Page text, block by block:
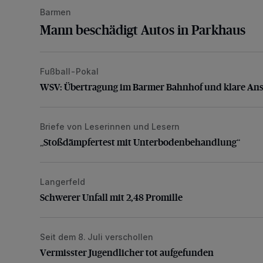
Barmen
Mann beschädigt Autos in Parkhaus
WSV: Übertragung im Barmer Bahnhof und klare
Fußball-Pokal
WSV: Übertragung im Barmer Bahnhof und klare
„Stoßdämpfertest mit Unterbodenbehandlung“
Briefe von Leserinnen und Lesern
„Stoßdämpfertest mit Unterbodenbehandlung“
Schwerer Unfall mit 2,48 Promille
Langerfeld
Schwerer Unfall mit 2,48 Promille
Vermisster Jugendlicher tot aufgefunden
Seit dem 8. Juli verschollen
Vermisster Jugendlicher tot aufgefunden